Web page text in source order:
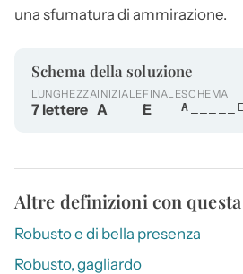
una sfumatura di ammirazione.
Schema della soluzione
LUNGHEZZA
7 lettere
INIZIALE
A
FINALE
E
SCHEMA
A_____E
Altre definizioni con
Robusto e di bella presenza
Robusto, gagliardo